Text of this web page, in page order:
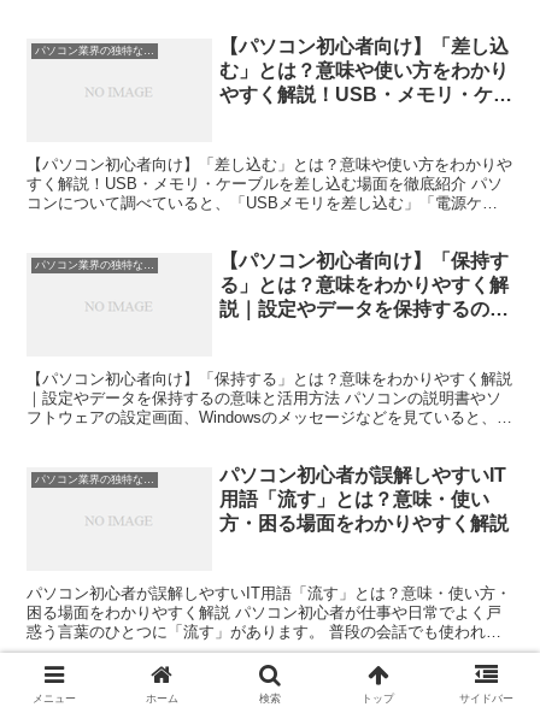
【パソコン初心者向け】「差し込
む」とは？意味や使い方をわかり
やすく解説！USB・メモリ・ケー
【パソコン初心者向け】「差し込む」とは？意味や使い方をわかりや
すく解説！USB・メモリ・ケーブルを差し込む場面を徹底紹介 パソ
コンについて調べていると、「USBメモリを差し込む」「電源ケー
【パソコン初心者向け】「保持す
る」とは？意味をわかりやすく解
説｜設定やデータを保持するの意
【パソコン初心者向け】「保持する」とは？意味をわかりやすく解説
｜設定やデータを保持するの意味と活用方法 パソコンの説明書やソ
フトウェアの設定画面、Windowsのメッセージなどを見ていると、
パソコン初心者が誤解しやすいIT
用語「流す」とは？意味・使い
方・困る場面をわかりやすく解説
パソコン初心者が誤解しやすいIT用語「流す」とは？意味・使い方・
困る場面をわかりやすく解説 パソコン初心者が仕事や日常でよく戸
惑う言葉のひとつに「流す」があります。 普段の会話でも使われる
言葉ですが、ITやパソコンの現場では少し独特な意味で...
パソコン業界の独特な言い回し
パソコン初心者が誤解しやすい
メニュー ホーム 検索 トップ サイドバー